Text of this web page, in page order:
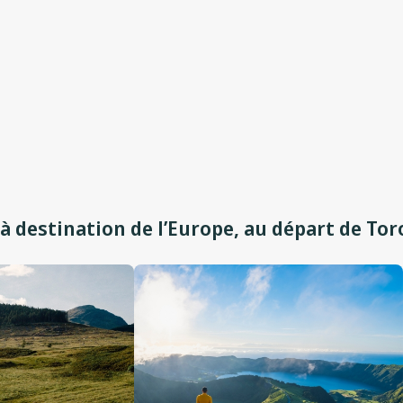
destination de l’Europe, au départ de